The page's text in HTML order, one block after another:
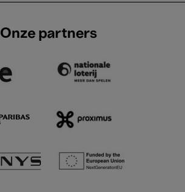
Onze partners